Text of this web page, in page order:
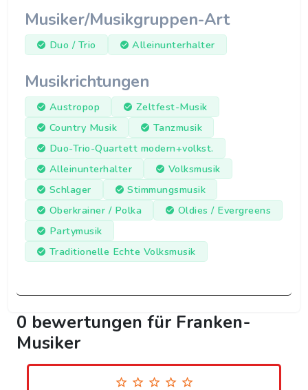
Musiker/Musikgruppen-Art
Duo / Trio Alleinunterhalter
Musikrichtungen
Austropop
Zeltfest-Musik
Country Musik
Tanzmusik
Duo-Trio-Quartett modern+volkst.
Alleinunterhalter
Volksmusik
Schlager
Stimmungsmusik
Oberkrainer / Polka
Oldies / Evergreens
Partymusik
Traditionelle Echte Volksmusik
0 bewertungen für Franken-
Musiker